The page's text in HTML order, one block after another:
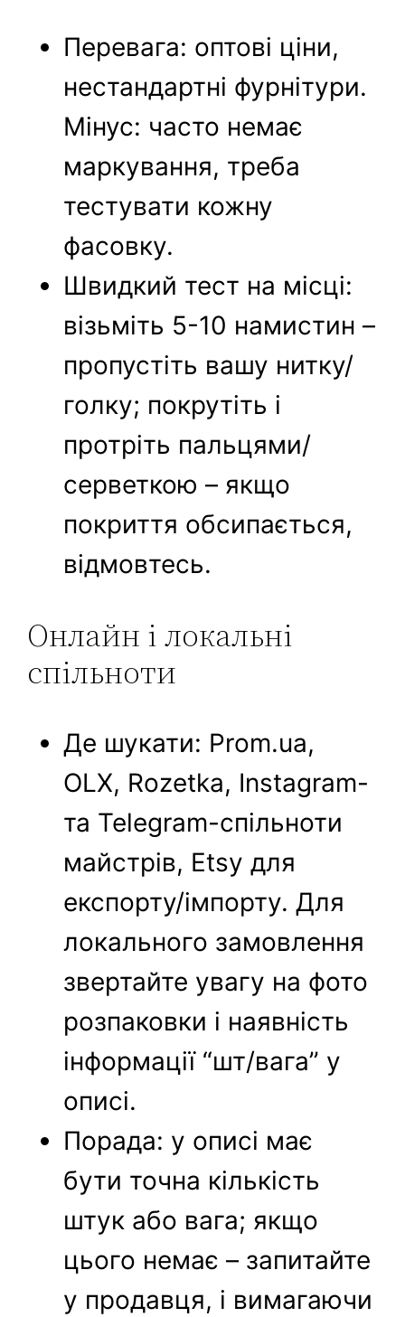
Перевага: оптові ціни,
нестандартні фурнітури.
Мінус: часто немає
маркування, треба
тестувати кожну
фасовку.
Швидкий тест на місці:
візьміть 5-10 намистин –
пропустіть вашу нитку/
голку; покрутіть і
протріть пальцями/
серветкою – якщо
покриття обсипається,
відмовтесь.
Онлайн і локальні
спільноти
Де шукати: Prom.ua,
OLX, Rozetka, Instagram-
та Telegram-спільноти
майстрів, Etsy для
експорту/імпорту. Для
локального замовлення
звертайте увагу на фото
розпаковки і наявність
інформації “шт/вага” у
описі.
Порада: у описі має
бути точна кількість
штук або вага; якщо
цього немає – запитайте
у продавця, і вимагаючи